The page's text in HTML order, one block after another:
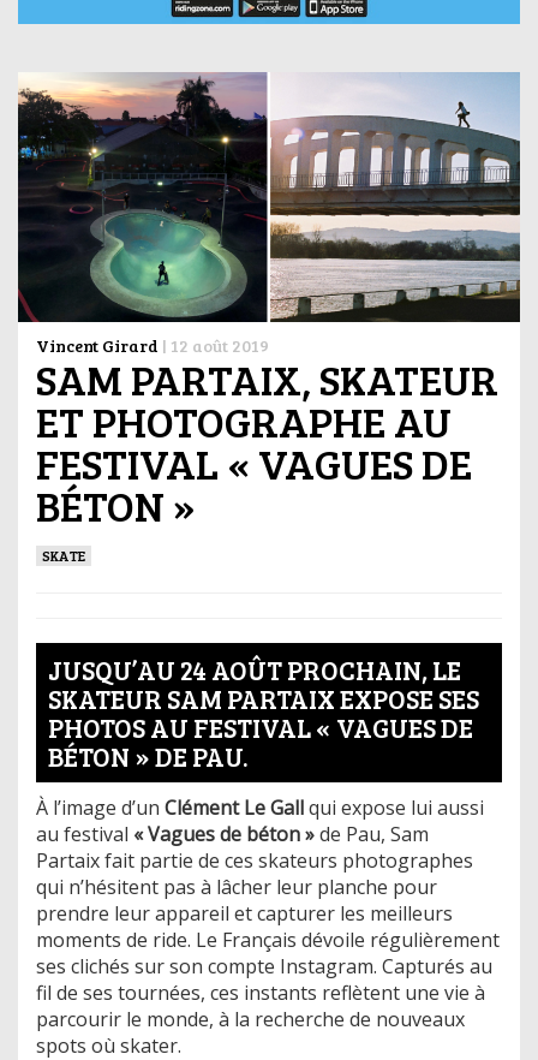
Vincent Girard | 12 août 2019
SAM PARTAIX, SKATEUR
ET PHOTOGRAPHE AU
FESTIVAL « VAGUES DE
BÉTON »
SKATE
JUSQU’AU 24 AOÛT PROCHAIN, LE
SKATEUR SAM PARTAIX EXPOSE SES
PHOTOS AU FESTIVAL « VAGUES DE
BÉTON » DE PAU.
À l’image d’un Clément Le Gallqui expose lui aussi
au festival « Vagues de béton »de Pau, Sam
Partaix fait partie de ces skateurs photographes
qui n’hésitent pas à lâcher leur planche pour
prendre leur appareil et capturer les meilleurs
moments de ride. Le Français dévoile régulièrement
ses clichés sur son compte Instagram. Capturés au
fil de ses tournées, ces instants reflètent une vie à
parcourir le monde, à la recherche de nouveaux
spots où skater.